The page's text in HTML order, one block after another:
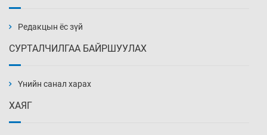
5 цаг 0 мин
нэмэгджээ
Редакцын ёс зүй
СУРТАЛЧИЛГАА БАЙРШУУЛАХ
Үнийн санал харах
ХАЯГ